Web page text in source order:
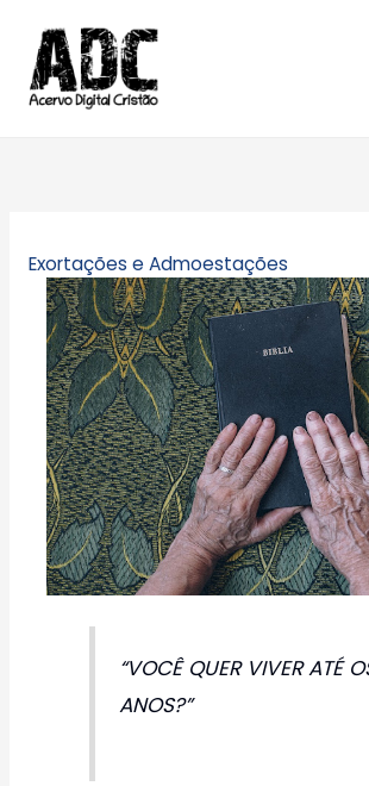
para
conteúdo
Exortações e Admoestações
“VOCÊ QUER VIVER ATÉ
ANOS?”